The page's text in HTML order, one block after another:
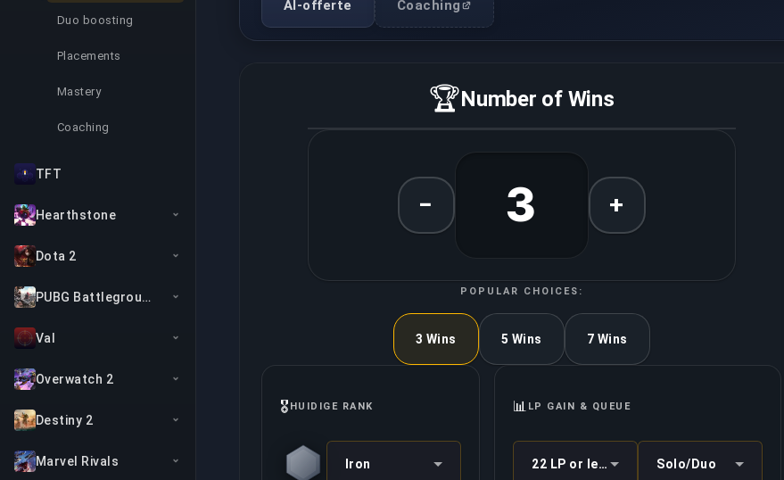
Duo boosting
Placements
Mastery
Coaching
TFT
Hearthstone
Dota 2
PUBG Battlegrounds
Val
Overwatch 2
Destiny 2
Marvel Rivals
AI-offerte Coaching
🏆Number of Wins
− 3 +
POPULAR CHOICES:
3 Wins 5 Wins 7 Wins
🎖️ HUIDIGE RANK
Iron
📊 LP GAIN & QUEUE
22 LP or less Solo/Duo